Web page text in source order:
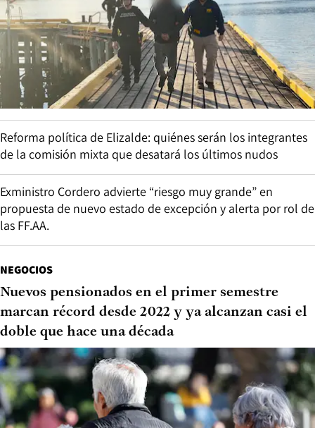
Reforma política de Elizalde: quiénes serán los integrantes
de la comisión mixta que desatará los últimos nudos
Exministro Cordero advierte “riesgo muy grande” en
propuesta de nuevo estado de excepción y alerta por rol de
las FF.AA.
NEGOCIOS
Nuevos pensionados en el primer semestre
marcan récord desde 2022 y ya alcanzan casi el
doble que hace una década